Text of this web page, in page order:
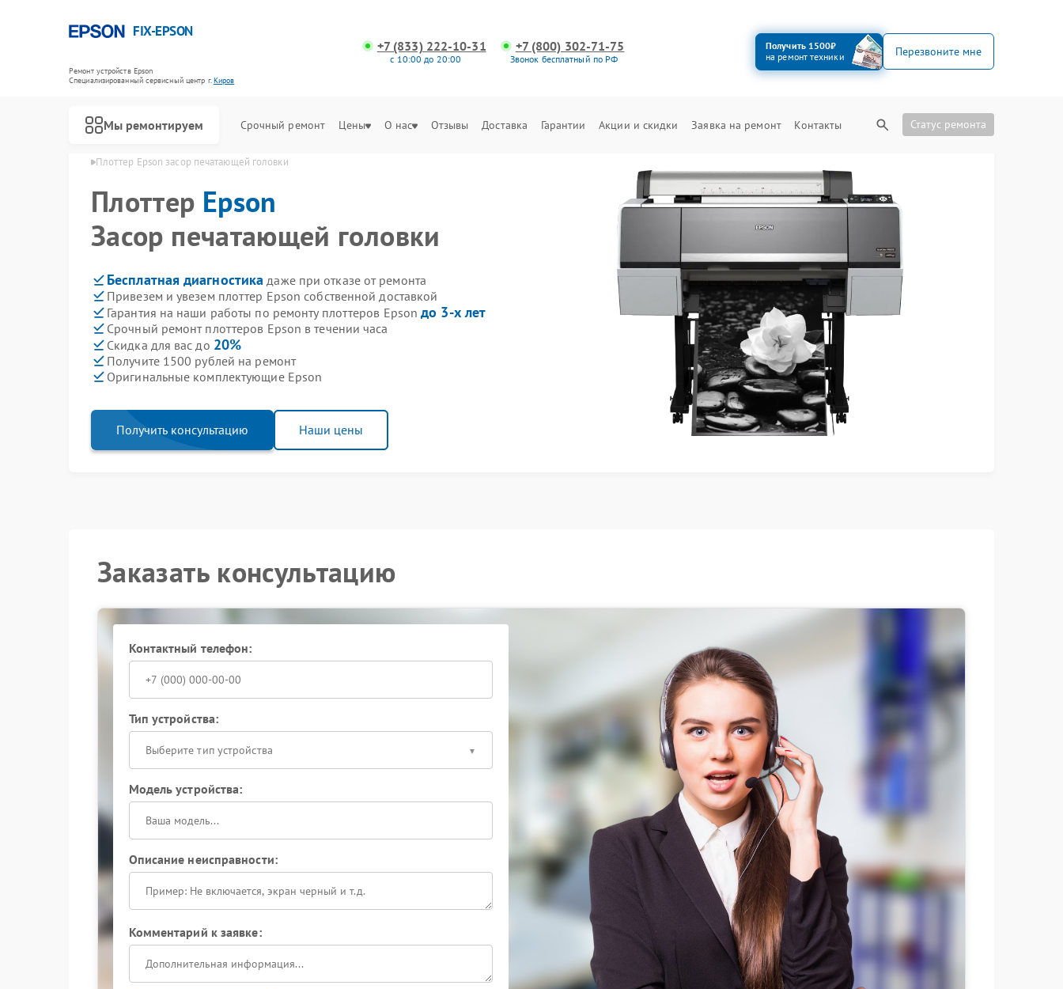
FIX-EPSON
Ремонт устройств Epson
Специализированный cервисный центр г.Киров
+7 (833) 222-10-31
с 10:00 до 20:00
+7 (800) 302-71-75
Звонок бесплатный по РФ
Получить 1500₽
на ремонт техники
Перезвоните мне
Мы ремонтируем Срочный ремонт Цены О нас Отзывы Доставка Гарантии Акции и скидки Заявка на ремонт Контакты Статус ремонта
Плоттер Epson засор печатающей головки
Плоттер Epson
Засор печатающей головки
Бесплатная диагностика даже при отказе от ремонта
Привезем и увезем плоттер Epson собственной доставкой
Гарантия на наши работы по ремонту плоттеров Epsonдо 3-х лет
Срочный ремонт плоттеров Epson в течении часа
Скидка для вас до 20%
Получите 1500 рублей на ремонт
Оригинальные комплектующие Epson
Получить консультацию Наши цены
Заказать консультацию
Контактный телефон:
Тип устройства:
Выберите тип устройства
Модель устройства:
Описание неисправности:
Комментарий к заявке: